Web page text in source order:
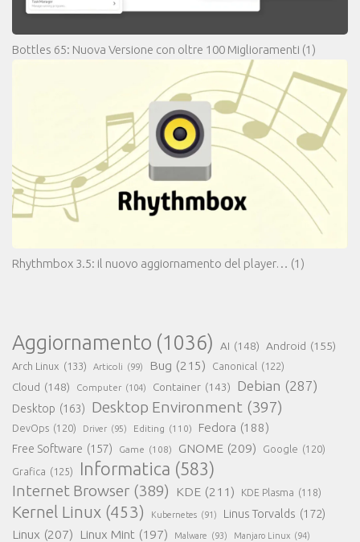
Bottles 65: Nuova Versione con oltre 100 Miglioramenti (1)
Rhythmbox 3.5: il nuovo aggiornamento del player… (1)
Aggiornamento (1036) AI (148) Android (155)
Arch Linux (133) Articoli (99) Bug (215) Canonical (122)
Cloud (148) Computer (104) Container (143) Debian (287)
Desktop (163) Desktop Environment (397)
DevOps (120) Driver (95) Editing (110) Fedora (188)
Free Software (157) Game (108) GNOME (209) Google (120)
Grafica (125) Informatica (583)
Internet Browser (389) KDE (211) KDE Plasma (118)
Kernel Linux (453) Kubernetes (91) Linus Torvalds (172)
Linux (207) Linux Mint (197) Malware (93) Manjaro Linux (94)